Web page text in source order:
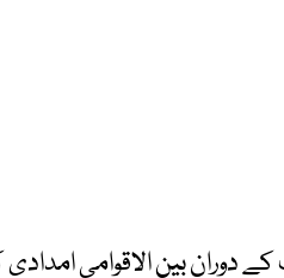
دوران بین الاقوامی امدادی